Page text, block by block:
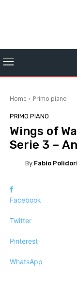
Home Primo piano
PRIMO PIANO
Wings of
Serie 3 –
By Fabio Polidori
Facebook
Twitter
Pinterest
WhatsApp